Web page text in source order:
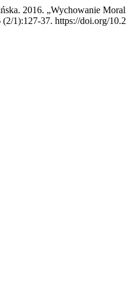
2016. „Wychowanie
(2/1):127-37. https://doi.org/